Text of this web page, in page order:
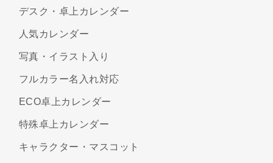
デスク・卓上カレンダー
人気カレンダー
写真・イラスト入り
フルカラー名入れ対応
ECO卓上カレンダー
特殊卓上カレンダー
キャラクター・マスコット